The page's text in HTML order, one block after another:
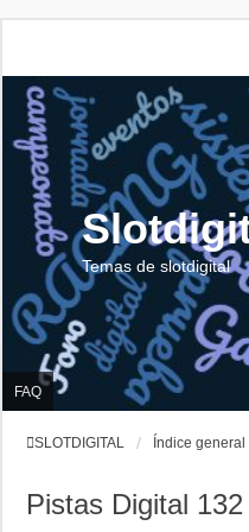
Temas de slotdigital
FAQ
SLOTDIGITAL Índice general
Pistas Digital 132